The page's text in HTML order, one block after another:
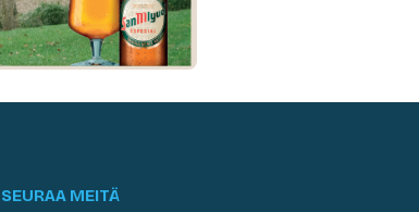
SEURAA MEITÄ